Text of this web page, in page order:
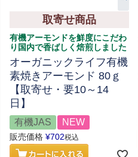
取寄せ商品
有機アーモンドを鮮度にこだわ
り国内で香ばしく焙煎しました
オーガニックライフ有機
素焼きアーモンド 80ｇ
【取寄せ・要10～14
日】
有機JAS NEW
販売価格 ¥702税込